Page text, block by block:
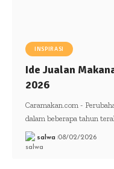
INSPIRASI
Ide Jualan
2026
Caramakan.com -
dalam beberapa tahun
salwa 08/02/2026